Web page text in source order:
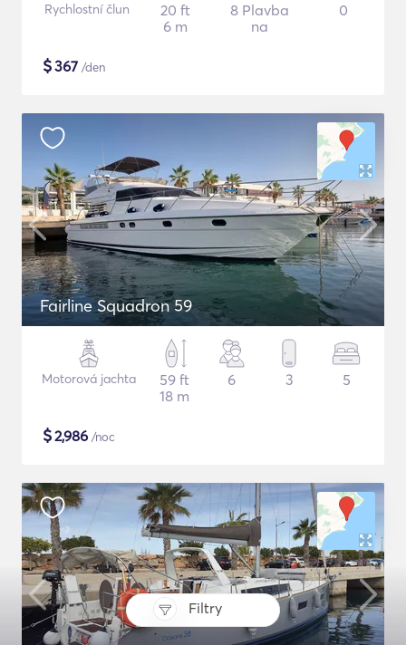
Filtry
Rychlostní člun
20 ft
6 m
8 Plavba
na
0
$367 /den
Fairline Squadron 59
Motorová jachta
59 ft
18 m
6 3 5
$2,986 /noc